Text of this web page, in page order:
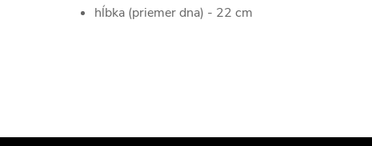
hĺbka (priemer dna) - 22 cm